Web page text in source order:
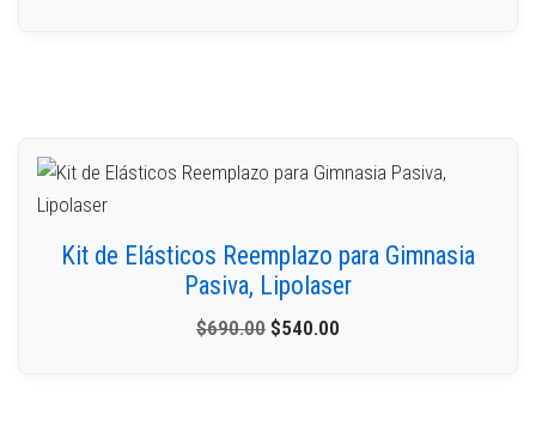
Kit de Elásticos Reemplazo para Gimnasia
Pasiva, Lipolaser
$690.00 $540.00